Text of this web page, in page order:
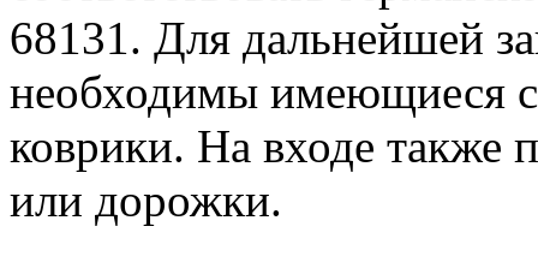
68131. Для дальнейшей
необходимы имеющиеся
коврики. На входе также
или дорожки.